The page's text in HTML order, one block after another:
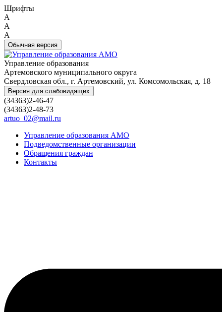
Шрифты
A
A
A
Обычная версия
Управление образования
Артемовского муниципального округа
Свердловская обл., г. Артемовский, ул. Комсомольская, д. 18
Версия для слабовидящих
(34363)2-46-47
(34363)2-48-73
artuo_02@mail.ru
Управление образования АМО
Подведомственные организации
Обращения граждан
Контакты